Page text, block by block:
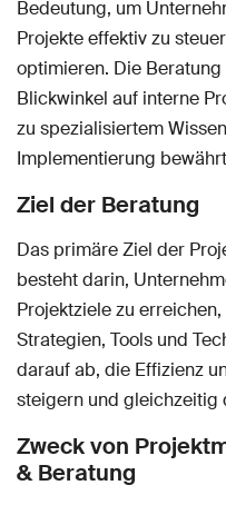
Bedeutung, um
Projekte effektiv zu
optimieren. Die
Blickwinkel auf interne
zu spezialisiertem
Implementierung
Ziel der Beratung
Das primäre Ziel der
besteht darin,
Projektziele zu
Strategien, Tools und
darauf ab, die Effizienz
steigern und gleichzeitig
Zweck von
& Beratung